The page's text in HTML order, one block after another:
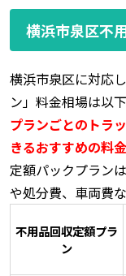
横浜市泉区不
横浜市泉区に対応
ン」料金相場は以下
プランごとのトラ
きるおすすめの料
定額パックプラン
や処分費、車両費
不用品回収定額プラ
ン